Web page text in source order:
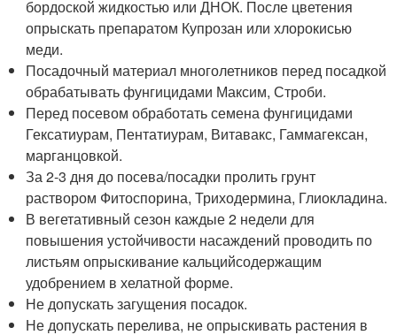
бордоской жидкостью или ДНОК. После цветения
опрыскать препаратом Купрозан или хлорокисью
меди.
Посадочный материал многолетников перед посадкой
обрабатывать фунгицидами Максим, Строби.
Перед посевом обработать семена фунгицидами
Гексатиурам, Пентатиурам, Витавакс, Гаммагексан,
марганцовкой.
За 2-3 дня до посева/посадки пролить грунт
раствором Фитоспорина, Триходермина, Глиокладина.
В вегетативный сезон каждые 2 недели для
повышения устойчивости насаждений проводить по
листьям опрыскивание кальцийсодержащим
удобрением в хелатной форме.
Не допускать загущения посадок.
Не допускать перелива, не опрыскивать растения в